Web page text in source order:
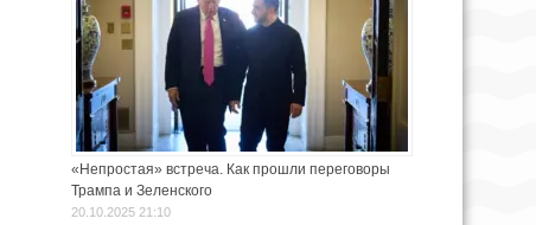
«Непростая» встреча. Как прошли переговоры
Трампа и Зеленского
20.10.2025 21:10